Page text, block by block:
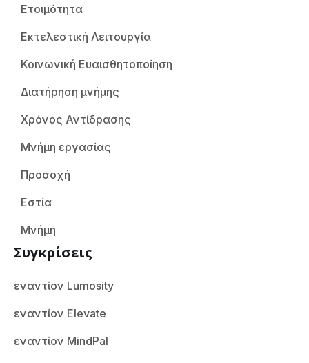
Ετοιμότητα
Εκτελεστική Λειτουργία
Κοινωνική Ευαισθητοποίηση
Διατήρηση μνήμης
Χρόνος Αντίδρασης
Μνήμη εργασίας
Προσοχή
Εστία
Μνήμη
Συγκρίσεις
εναντίον Lumosity
εναντίον Elevate
εναντίον MindPal